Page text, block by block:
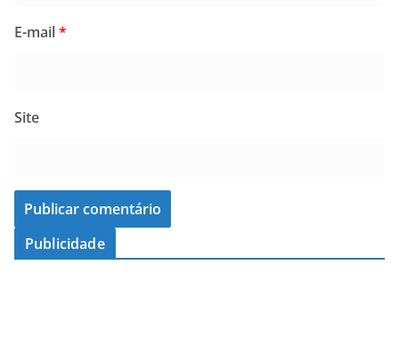
E-mail*
Site
Publicidade